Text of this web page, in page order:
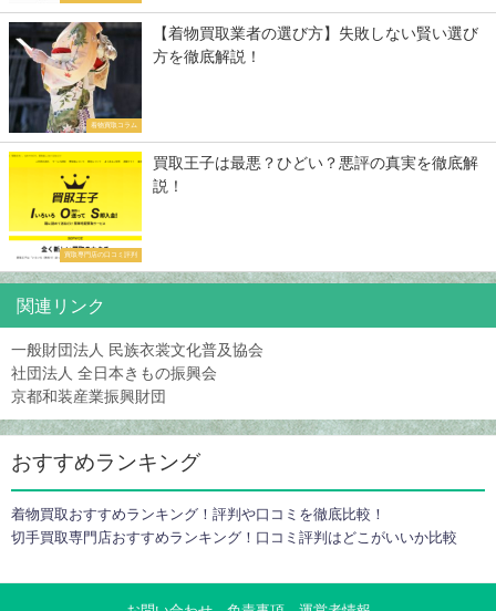
着物買取コラム
【着物買取業者の選び方】失敗しない賢い選び
方を徹底解説！
買取専門店の口コミ評判
買取王子は最悪？ひどい？悪評の真実を徹底解
説！
関連リンク
一般財団法人 民族衣裳文化普及協会
社団法人 全日本きもの振興会
京都和装産業振興財団
おすすめランキング
着物買取おすすめランキング！評判や口コミを徹底比較！
切手買取専門店おすすめランキング！口コミ評判はどこがいいか比較